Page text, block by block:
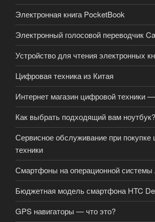
Электронная книга PocketBook
Электронный голосовой переводчик
Устройство для чтения электронных
Цифровая техника из Китая
Интернет магазин цифровой техники
Как выбрать подходящий вам ноутбук?
Сервисное обслуживание при покупке
техники
Смартфоны на операционной системы
Бюджетная модель смартфона HTC
GPS навигаторы — что это?